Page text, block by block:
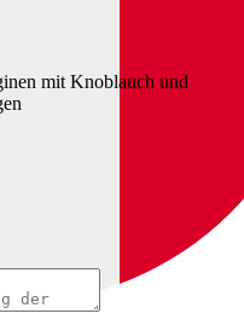
mit Knoblauch und